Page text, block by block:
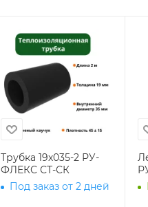
Трубка 19х035-2 РУ-
ФЛЕКС СТ-СК
Под заказ от 2 дней